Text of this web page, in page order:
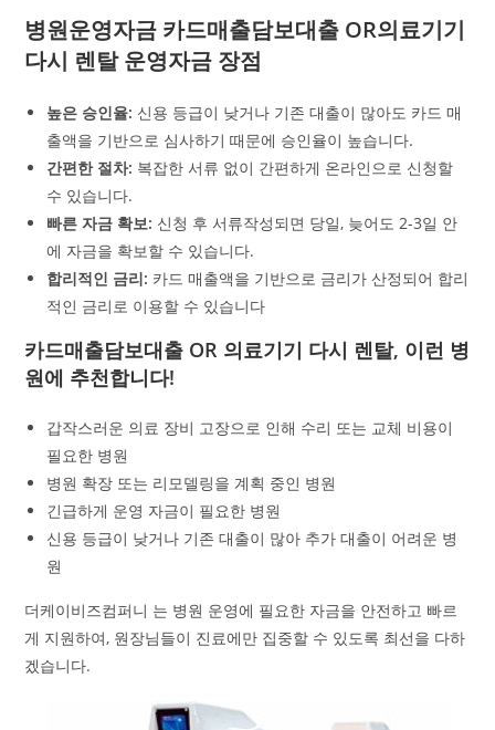
병원운영자금 카드매출담보대출 OR의료기기
다시 렌탈 운영자금 장점
높은 승인율: 신용 등급이 낮거나 기존 대출이 많아도 카드 매
출액을 기반으로 심사하기 때문에 승인율이 높습니다.
간편한 절차: 복잡한 서류 없이 간편하게 온라인으로 신청할
수 있습니다.
빠른 자금 확보: 신청 후 서류작성되면 당일, 늦어도 2-3일 안
에 자금을 확보할 수 있습니다.
합리적인 금리: 카드 매출액을 기반으로 금리가 산정되어 합리
적인 금리로 이용할 수 있습니다
카드매출담보대출 OR 의료기기 다시 렌탈, 이런 병
원에 추천합니다!
갑작스러운 의료 장비 고장으로 인해 수리 또는 교체 비용이
필요한 병원
병원 확장 또는 리모델링을 계획 중인 병원
긴급하게 운영 자금이 필요한 병원
신용 등급이 낮거나 기존 대출이 많아 추가 대출이 어려운 병
원
더케이비즈컴퍼니 는 병원 운영에 필요한 자금을 안전하고 빠르
게 지원하여, 원장님들이 진료에만 집중할 수 있도록 최선을 다하
겠습니다.